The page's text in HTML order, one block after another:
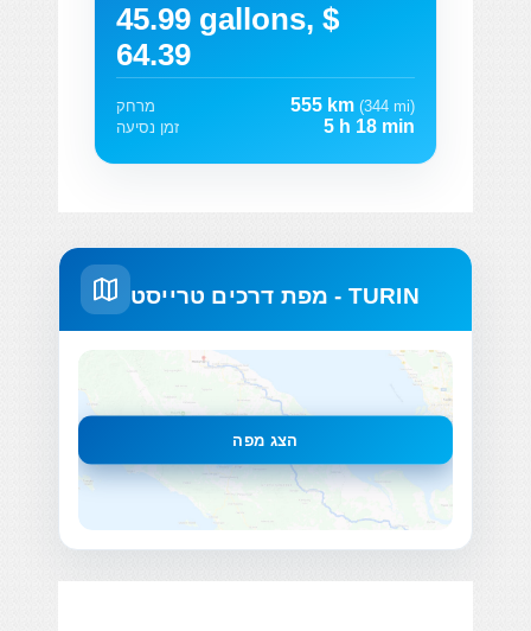
45.99 gallons, $
64.39
מרחק 555 km (344 mi)
זמן נסיעה
5 h 18 min
מפת דרכים טרייסט - TURIN
הצג מפה